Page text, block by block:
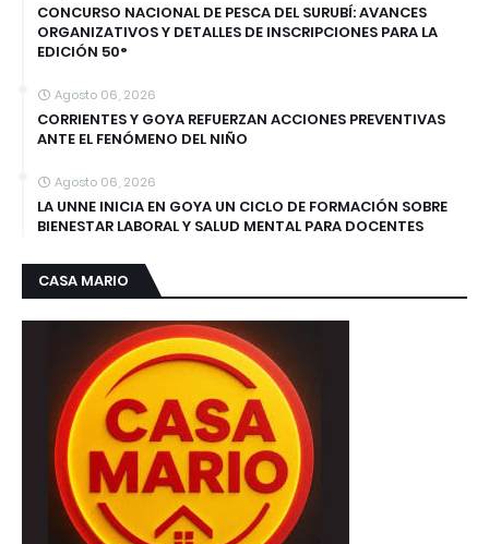
CONCURSO NACIONAL DE PESCA DEL SURUBÍ: AVANCES
ORGANIZATIVOS Y DETALLES DE INSCRIPCIONES PARA LA
EDICIÓN 50°
Agosto 06, 2026
CORRIENTES Y GOYA REFUERZAN ACCIONES PREVENTIVAS
ANTE EL FENÓMENO DEL NIÑO
Agosto 06, 2026
LA UNNE INICIA EN GOYA UN CICLO DE FORMACIÓN SOBRE
BIENESTAR LABORAL Y SALUD MENTAL PARA DOCENTES
CASA MARIO